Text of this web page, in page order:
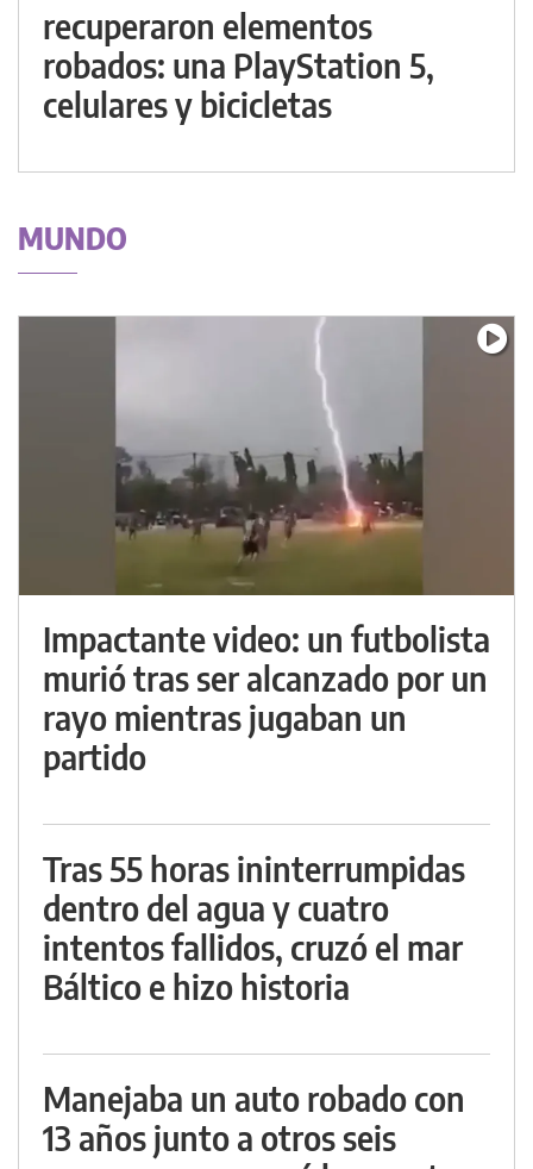
recuperaron elementos
robados: una PlayStation 5,
celulares y bicicletas
MUNDO
Impactante video: un futbolista
murió tras ser alcanzado por un
rayo mientras jugaban un
partido
Tras 55 horas ininterrumpidas
dentro del agua y cuatro
intentos fallidos, cruzó el mar
Báltico e hizo historia
Manejaba un auto robado con
13 años junto a otros seis